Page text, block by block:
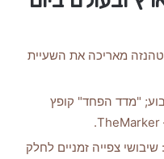
מאריכה את השעיית
"מדד הפחד" קופץ
צפייה זמניים לחלק